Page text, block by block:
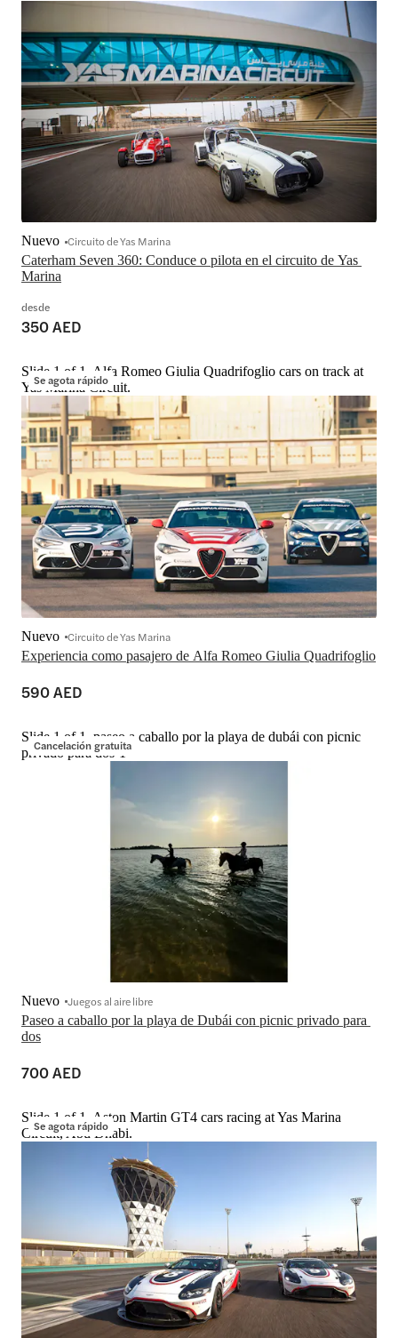
Caterham Seven 360: Conduce o pilota en el circuito de Yas
Marina
Nuevo Circuito de Yas Marina
desde
350 AED
Se agota rápido
Slide 1 of 1, Alfa Romeo Giulia Quadrifoglio cars on track at
Yas Marina Circuit.
Experiencia como pasajero de Alfa Romeo Giulia Quadrifoglio
Nuevo Circuito de Yas Marina
590 AED
Cancelación gratuita
Slide 1 of 1, paseo a caballo por la playa de dubái con picnic
privado para dos-1
Paseo a caballo por la playa de Dubái con picnic privado para
dos
Nuevo Juegos al aire libre
700 AED
Se agota rápido
Slide 1 of 1, Aston Martin GT4 cars racing at Yas Marina
Circuit, Abu Dhabi.